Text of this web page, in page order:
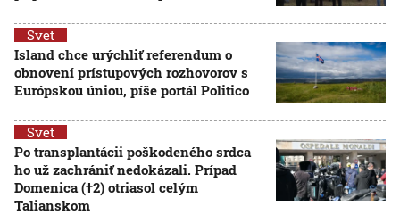
Svet
Island chce urýchliť referendum o
obnovení prístupových rozhovorov s
Európskou úniou, píše portál Politico
Svet
Po transplantácii poškodeného srdca
ho už zachrániť nedokázali. Prípad
Domenica (†2) otriasol celým
Talianskom